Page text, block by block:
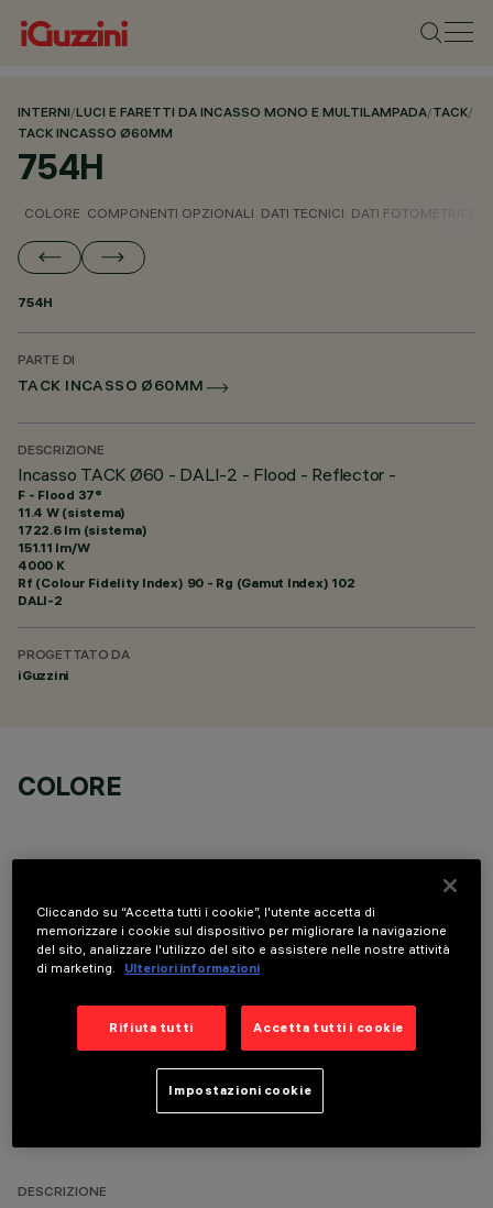
INTERNI/LUCI E FARETTI DA INCASSO MONO E MULTILAMPADA/TACK/
TACK INCASSO Ø60MM
754H
COLORE COMPONENTI OPZIONALI DATI TECNICI DATI FOTOMETRICI
754H
PARTE DI
TACK INCASSO Ø60MM
DESCRIZIONE
Incasso TACK Ø60 - DALI-2 - Flood - Reflector -
F - Flood 37°
11.4 W (sistema)
1722.6 lm (sistema)
151.11 lm/W
4000 K
Rf (Colour Fidelity Index) 90 - Rg (Gamut Index) 102
DALI-2
PROGETTATO DA
iGuzzini
COLORE
COMPONENTI OPZIONALI
DATI TECNICI
DESCRIZIONE
Cliccando su “Accetta tutti i cookie”, l'utente accetta di
memorizzare i cookie sul dispositivo per migliorare la navigazione
del sito, analizzare l'utilizzo del sito e assistere nelle nostre attività
di marketing.
Ulteriori informazioni
Rifiuta tutti Accetta tutti i cookie
Impostazioni cookie